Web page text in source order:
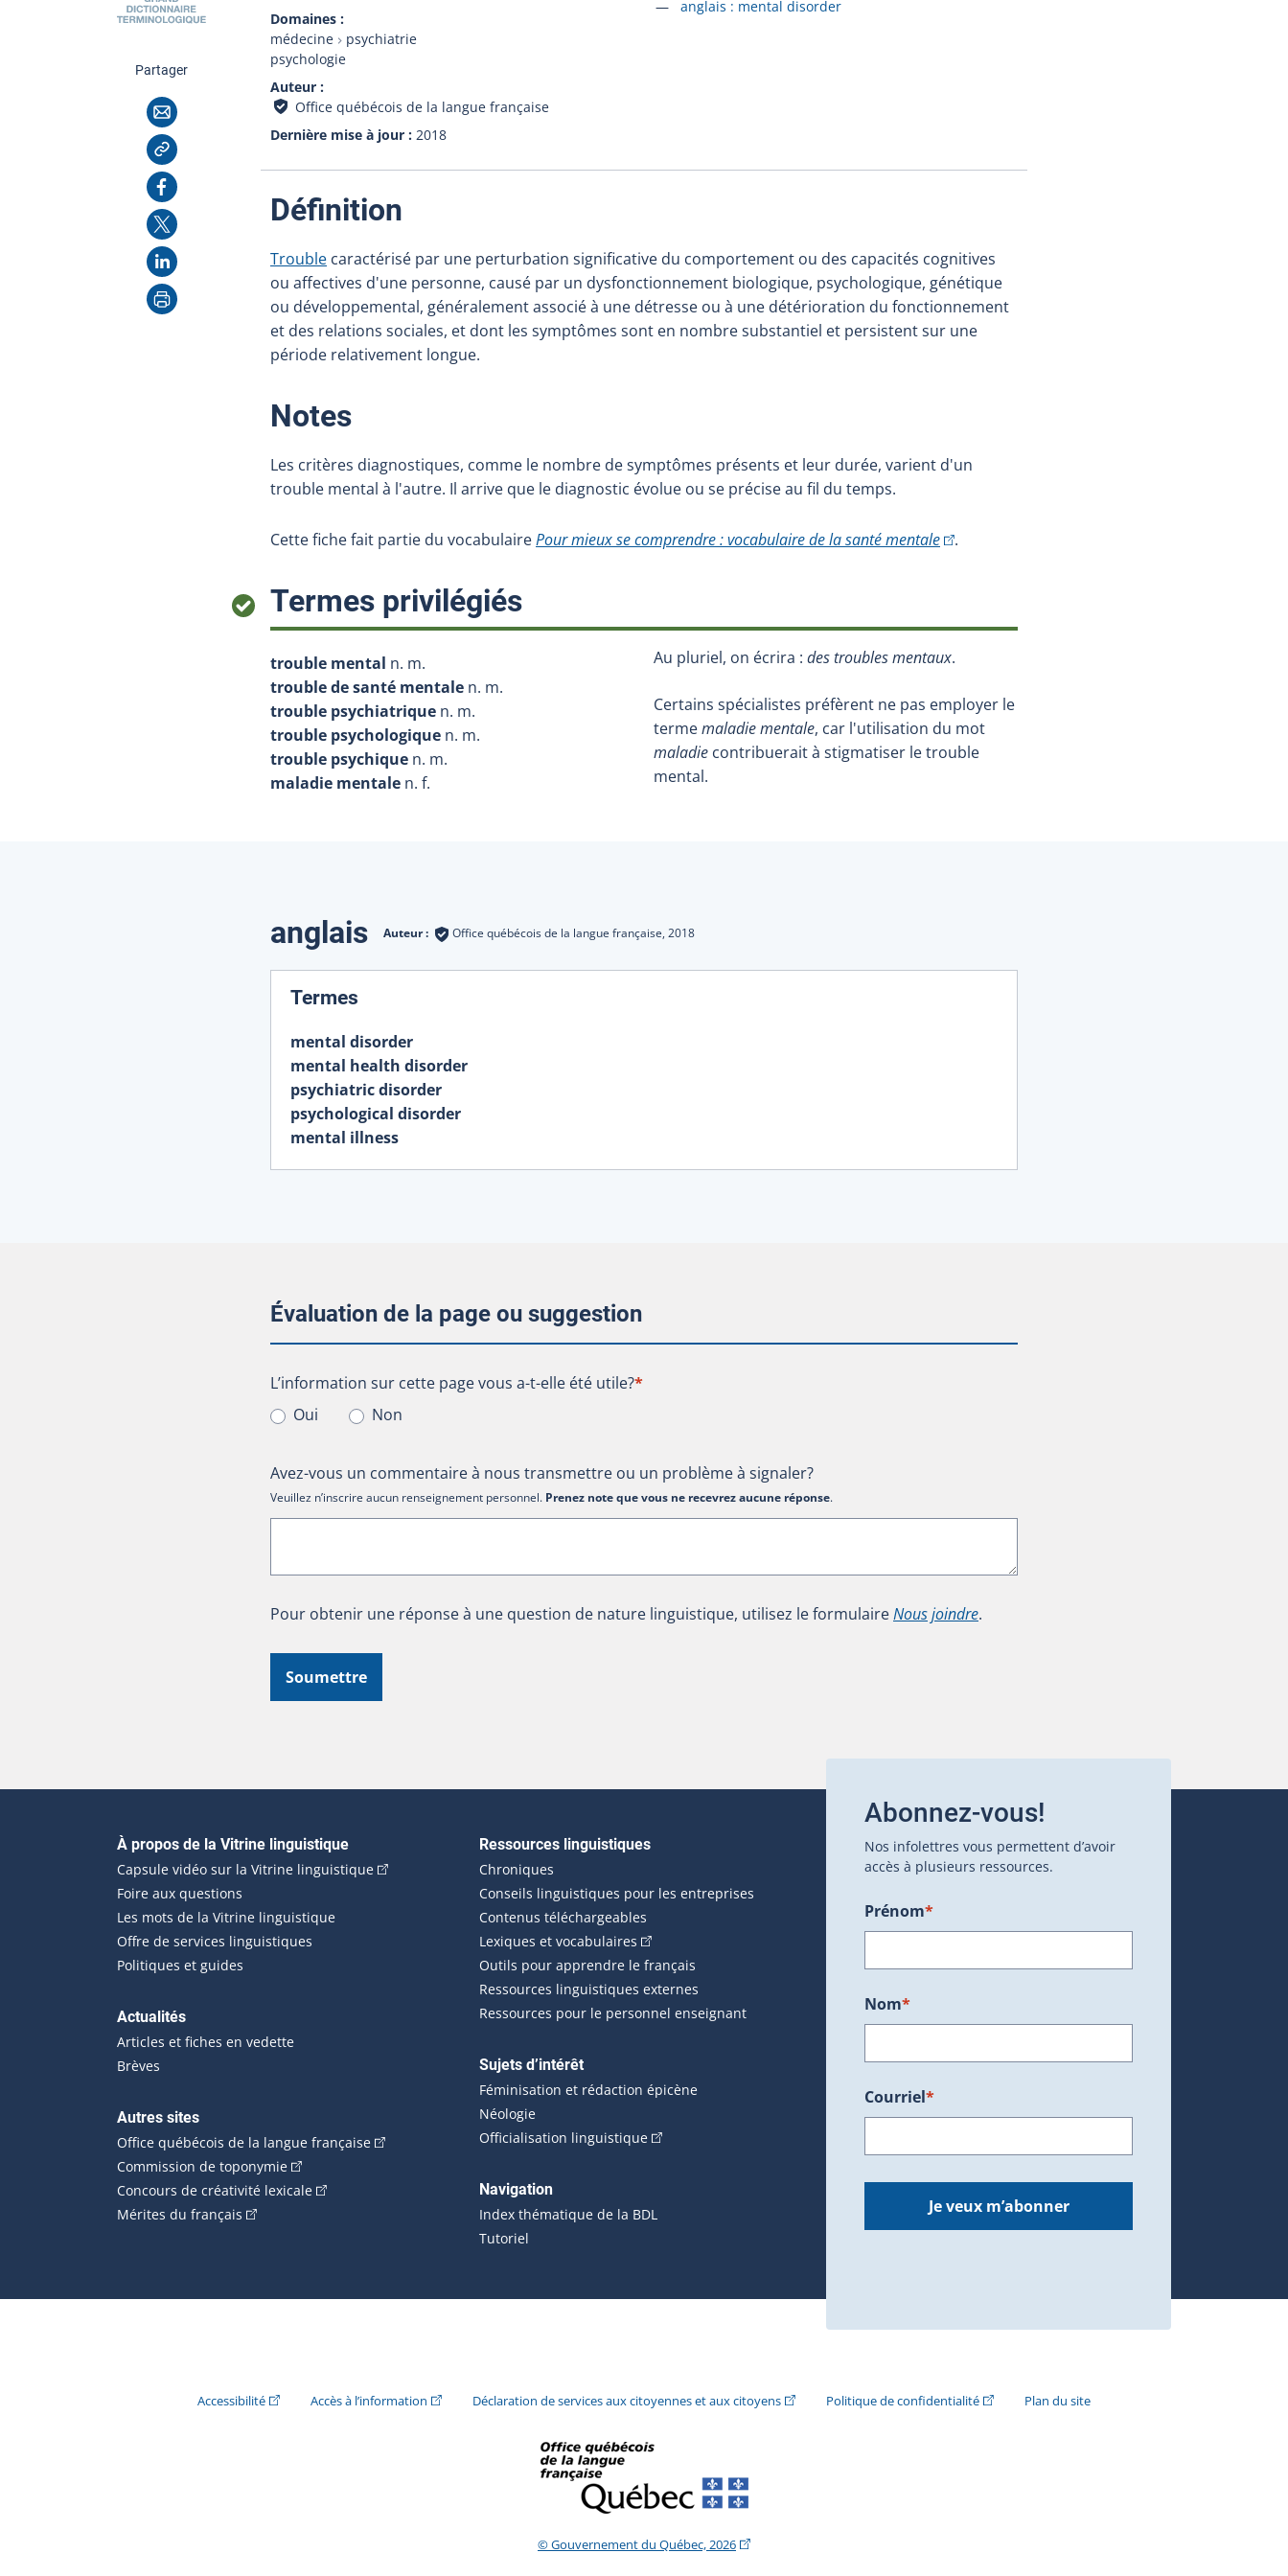
Domaines
médecine
psychiatrie
psychologie
Auteur
Office québécois de la langue française
Dernière mise à jour
2018
Accéder à la fiche en
anglais : mental disorder
Partagercette page
Courriel
Copier l'adresse
Facebook
X
LinkedIn
Imprimer
Définition
Trouble caractérisé par une perturbation significative du comportement ou des capacités cognitives
ou affectives d'une personne, causé par un dysfonctionnement biologique, psychologique, génétique
ou développemental, généralement associé à une détresse ou à une détérioration du fonctionnement
et des relations sociales, et dont les symptômes sont en nombre substantiel et persistent sur une
période relativement longue.
Notes:
Les critères diagnostiques, comme le nombre de symptômes présents et leur durée, varient d'un
trouble mental à l'autre. Il arrive que le diagnostic évolue ou se précise au fil du temps.
Cette fiche fait partie du vocabulairePour mieux se comprendre : vocabulaire de la santé mentale(Cet hyperlien externe s'ouvrira dans une nouvelle
.
Termes privilégiés:
trouble mental n. m.
trouble de santé mentale n. m.
trouble psychiatrique n. m.
trouble psychologique n. m.
trouble psychique n. m.
maladie mentale n. f.
Au pluriel, on écrira : des troubles mentaux.
Certains spécialistes préfèrent ne pas employer le
termemaladie mentale, car l'utilisation du mot
maladie contribuerait à stigmatiser le trouble
mental.
Traductions
anglais Auteur : Office québécois de la langue française, 2018
Termes
mental disorder
mental health disorder
psychiatric disorder
psychological disorder
mental illness
Évaluation de la page ou suggestion
L’information sur cette page vous a-t-elle été utile?
L’information sur cette page vous a-t-elle été utile?*
Oui
Non
Avez-vous un commentaire à nous transmettre ou un problème à signaler?
Veuillez n’inscrire aucun renseignement personnel. Prenez note que vous ne recevrez aucune réponse.
Pour obtenir une réponse à une question de nature linguistique, utilisez le formulaireNous joindre.
Soumettre
Navigation principale
À propos de la Vitrine linguistique
Capsule vidéo sur la Vitrine linguistique(Cet hyperlien externe s'ouvrira dans une nouvelle fenêtre.)
Foire aux questions
Les mots de la Vitrine linguistique
Offre de services linguistiques
Politiques et guides
Actualités
Articles et fiches en vedette
Brèves
Autres sites
Office québécois de la langue française(Cet hyperlien externe s'ouvrira dans une nouvelle fenêtre.)
Commission de toponymie(Cet hyperlien externe s'ouvrira dans une nouvelle fenêtre.)
Concours de créativité lexicale(Cet hyperlien externe s'ouvrira dans une nouvelle fenêtre.)
Mérites du français (Cet hyperlien externe s'ouvrira dans une nouvelle fenêtre.)
Ressources linguistiques
Chroniques
Conseils linguistiques pour les entreprises
Contenus téléchargeables
Lexiques et vocabulaires (Cet hyperlien externe s'ouvrira dans une nouvelle fenêtre.)
Outils pour apprendre le français
Ressources linguistiques externes
Ressources pour le personnel enseignant
Sujets d’intérêt
Féminisation et rédaction épicène
Néologie
Officialisation linguistique(Cet hyperlien externe s'ouvrira dans une nouvelle fenêtre.)
Navigation
Index thématique de la BDL
Tutoriel
Abonnez-vous!
Nos infolettres vous permettent d’avoir
accès à plusieurs ressources.
Prénom*
Nom*
Courriel*
Je veux m’abonner
Accessibilité(Cet hyperlien externe s'ouvrira dans une nouvelle fenêtre.)
Accès à l’information (Cet hyperlien externe s'ouvrira dans une nouvelle fenêtre.)
Déclaration de services aux citoyennes et aux citoyens(Cet hyperlien externe s'ouvrira dans une nouvelle fenêtre.)
Politique de confidentialité(Cet hyperlien externe s'ouvrira dans une nouvelle
Plan du site
© Gouvernement du Québec, 2026(Cet hyperlien externe s'ouvrira dans une nouvelle fenêtre.)